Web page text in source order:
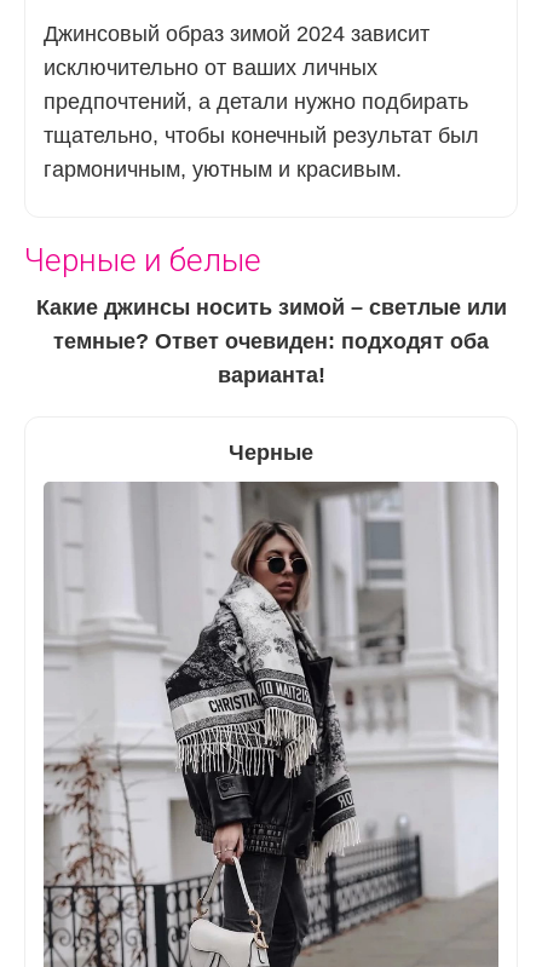
Джинсовый образ зимой 2024 зависит
исключительно от ваших личных
предпочтений, а детали нужно подбирать
тщательно, чтобы конечный результат был
гармоничным, уютным и красивым.
Черные и белые
Какие джинсы носить зимой – светлые или
темные? Ответ очевиден: подходят оба
варианта!
Черные